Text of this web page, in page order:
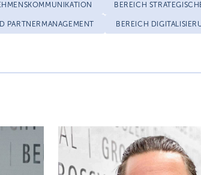
BEREICH
PARTNERMANAGEMENT BEREICH